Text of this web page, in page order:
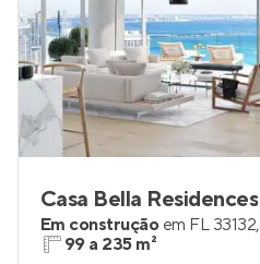
Casa Bella Residences
Em construção em FL 33132,
99 a 235 m²